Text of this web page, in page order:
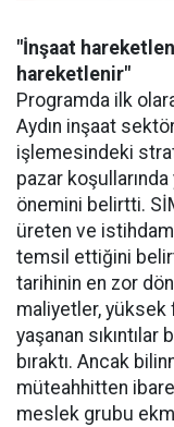
"İnşaat
hareketlenir"
Programda ilk
Aydın inşaat
işlemesindeki
pazar koşullarında
önemini belirtti.
üreten ve
temsil ettiğini
tarihinin en zor
maliyetler,
yaşanan
bıraktı. Ancak
müteahhitten
meslek grubu